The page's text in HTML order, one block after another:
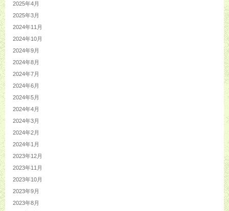
2025年4月
2025年3月
2024年11月
2024年10月
2024年9月
2024年8月
2024年7月
2024年6月
2024年5月
2024年4月
2024年3月
2024年2月
2024年1月
2023年12月
2023年11月
2023年10月
2023年9月
2023年8月